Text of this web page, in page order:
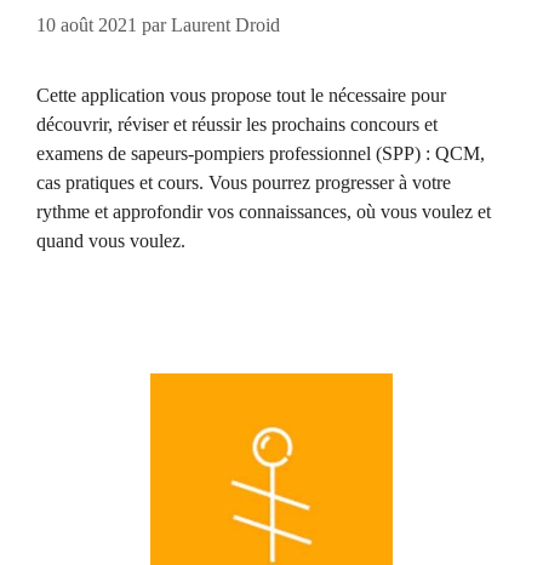
10 août 2021 parLaurent Droid
Cette application vous propose tout le nécessaire pour
découvrir, réviser et réussir les prochains concours et
examens de sapeurs-pompiers professionnel (SPP) : QCM,
cas pratiques et cours. Vous pourrez progresser à votre
rythme et approfondir vos connaissances, où vous voulez et
quand vous voulez.